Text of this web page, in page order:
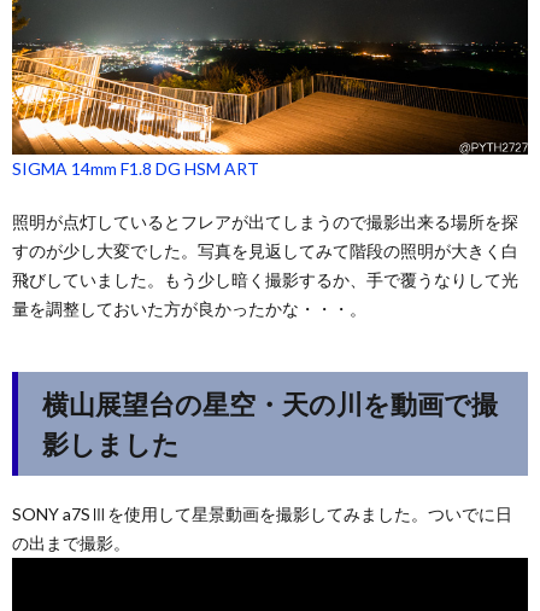
SIGMA 14mm F1.8 DG HSM ART
照明が点灯しているとフレアが出てしまうので撮影出来る場所を探
すのが少し大変でした。写真を見返してみて階段の照明が大きく白
飛びしていました。もう少し暗く撮影するか、手で覆うなりして光
量を調整しておいた方が良かったかな・・・。
横山展望台の星空・天の川を動画で撮
影しました
SONY a7SⅢを使用して星景動画を撮影してみました。ついでに日
の出まで撮影。